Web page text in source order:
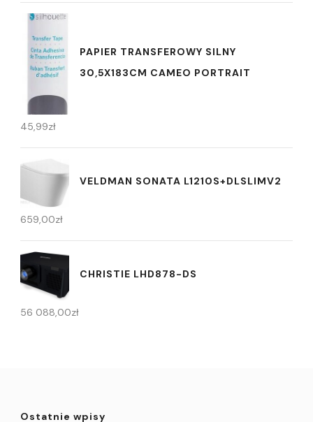
PAPIER TRANSFEROWY SILNY
30,5X183CM CAMEO PORTRAIT
45,99zł
VELDMAN SONATA L1210S+DLSLIMV2
659,00zł
CHRISTIE LHD878-DS
56 088,00zł
Ostatnie wpisy